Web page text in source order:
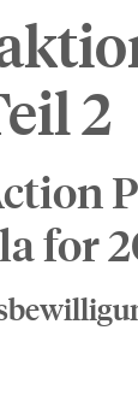
2
for